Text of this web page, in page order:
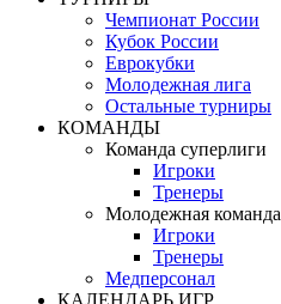
Чемпионат России
Кубок России
Еврокубки
Молодежная лига
Остальные турниры
КОМАНДЫ
Команда суперлиги
Игроки
Тренеры
Молодежная команда
Игроки
Тренеры
Медперсонал
КАЛЕНДАРЬ ИГР